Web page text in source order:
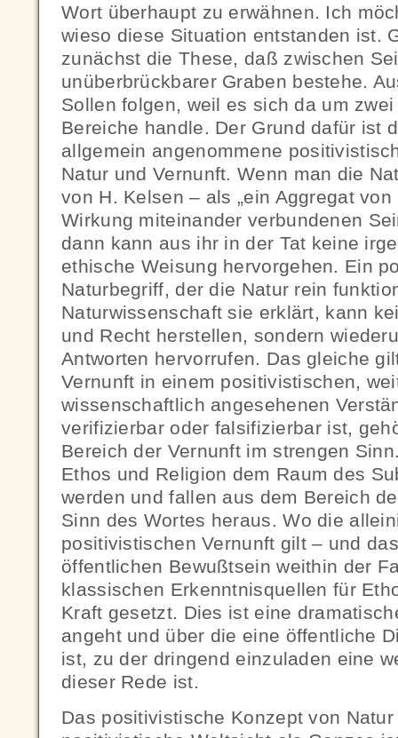
Wort überhaupt zu erwähnen. Ich
wieso diese Situation entstanden ist.
zunächst die These, daß zwischen
unüberbrückbarer Graben bestehe.
Sollen folgen, weil es sich da um
Bereiche handle. Der Grund dafür ist
allgemein angenommene
Natur und Vernunft. Wenn man die
von H. Kelsen – als „ein Aggregat
Wirkung miteinander verbundenen
dann kann aus ihr in der Tat keine
ethische Weisung hervorgehen. Ein
Naturbegriff, der die Natur rein
Naturwissenschaft sie erklärt, kann
und Recht herstellen, sondern
Antworten hervorrufen. Das gleiche
Vernunft in einem positivistischen,
wissenschaftlich angesehenen
verifizierbar oder falsifizierbar ist,
Bereich der Vernunft im strengen
Ethos und Religion dem Raum des
werden und fallen aus dem Bereich
Sinn des Wortes heraus. Wo die
positivistischen Vernunft gilt – und
öffentlichen Bewußtsein weithin der
klassischen Erkenntnisquellen für
Kraft gesetzt. Dies ist eine
angeht und über die eine öffentliche
ist, zu der dringend einzuladen eine
dieser Rede ist.
Das positivistische Konzept von